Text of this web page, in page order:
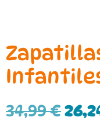
Infantiles
34,99€